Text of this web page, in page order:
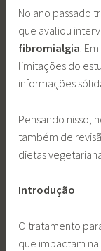
No ano passado
que avaliou
fibromialgia .
limitações do
informações
Pensando nisso,
também de
dietas
Introdução
O tratamento
que impactam